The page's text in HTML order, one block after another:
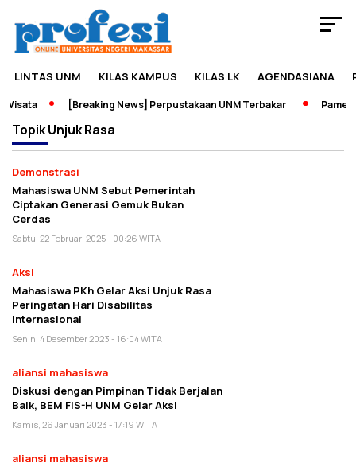
LINTAS UNM KILAS KAMPUS KILAS LK AGENDASIANA
[Breaking News] Perpustakaan UNM Terbakar
TopikUnjuk Rasa
Demonstrasi
Mahasiswa UNM Sebut Pemerintah
Ciptakan Generasi Gemuk Bukan
Cerdas
Sabtu, 22 Februari 2025 - 00:26 WITA
Aksi
Mahasiswa PKh Gelar Aksi Unjuk Rasa
Peringatan Hari Disabilitas
Internasional
Senin, 4 Desember 2023 - 16:04 WITA
aliansi mahasiswa
Diskusi dengan Pimpinan Tidak Berjalan
Baik, BEM FIS-H UNM Gelar Aksi
Kamis, 26 Januari 2023 - 17:19 WITA
aliansi mahasiswa